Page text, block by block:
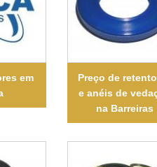
em
Preço de
e anéis de
na Barreiras